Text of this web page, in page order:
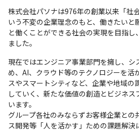
株式会社パソナは976年の創業以来「社
いう不変の企業理念のもと、働きたいと
と働くことができる社会の実現を目指し
ました。
現在ではエンジニア事業部門を擁し、シ
め、AI、クラウド等のテクノロジーを活
スやスマートシティなど、企業や地域の
していく、新たな価値の創造とビジネス
います。
グループ各社のみならずお客様企業との
ス開発等「人を活かす」ための課題解決